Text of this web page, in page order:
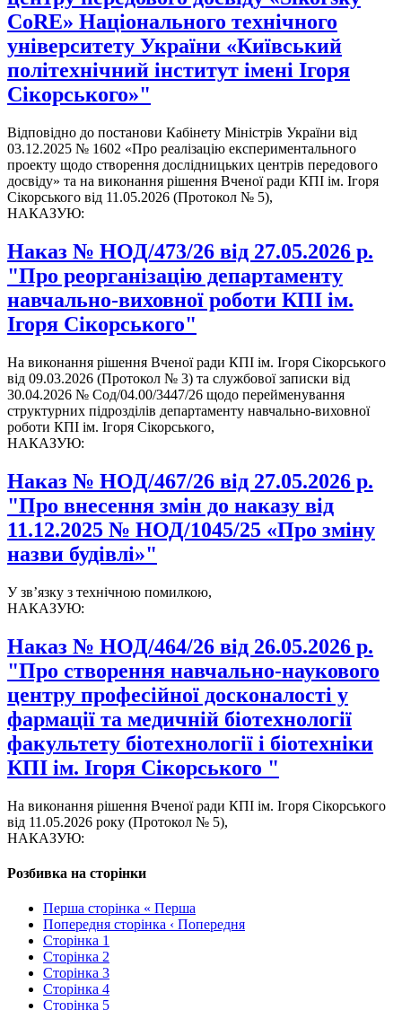
CoRE» Національного технічного
університету України «Київський
політехнічний інститут імені Ігоря
Сікорського»"
Відповідно до постанови Кабінету Міністрів України від
03.12.2025 № 1602 «Про реалізацію експериментального
проекту щодо створення дослідницьких центрів передового
досвіду» та на виконання рішення Вченої ради КПІ ім. Ігоря
Сікорського від 11.05.2026 (Протокол № 5),
НАКАЗУЮ:
Наказ № НОД/473/26 від 27.05.2026 р.
"Про реорганізацію департаменту
навчально-виховної роботи КПІ ім.
Ігоря Сікорського"
На виконання рішення Вченої ради КПІ ім. Ігоря Сікорського
від 09.03.2026 (Протокол № 3) та службової записки від
30.04.2026 № Сод/04.00/3447/26 щодо перейменування
структурних підрозділів департаменту навчально-виховної
роботи КПІ ім. Ігоря Сікорського,
НАКАЗУЮ:
Наказ № НОД/467/26 від 27.05.2026 р.
"Про внесення змін до наказу від
11.12.2025 № НОД/1045/25 «Про зміну
назви будівлі»"
У зв’язку з технічною помилкою,
НАКАЗУЮ:
Наказ № НОД/464/26 від 26.05.2026 р.
"Про створення навчально-наукового
центру професійної досконалості у
фармації та медичній біотехнології
факультету біотехнології і біотехніки
КПІ ім. Ігоря Сікорського "
На виконання рішення Вченої ради КПІ ім. Ігоря Сікорського
від 11.05.2026 року (Протокол № 5),
НАКАЗУЮ:
Розбивка на сторінки
Перша сторінка « Перша
Попередня сторінка ‹ Попередня
Сторінка 1
Сторінка 2
Сторінка 3
Сторінка 4
Сторінка 5